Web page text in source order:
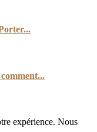
expérience. Nous